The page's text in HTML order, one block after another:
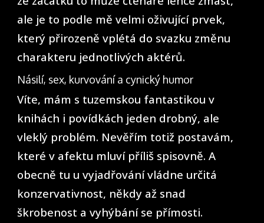
ale je to podle mě velmi oživující prvek,
který přirozeně vplétá do svazku změnu
charakteru jednotlivých aktérů.
Násilí, sex, kurvování a cynický humor
Víte, mám s tuzemskou fantastikou v
knihách i povídkách jeden drobný, ale
vleklý problém. Nevěřím totiž postavám,
které v afektu mluví příliš spisovně. A
obecně tu u vyjadřování vládne určitá
konzervativnost, někdy až snad
škrobenost a vyhýbání se přímosti.